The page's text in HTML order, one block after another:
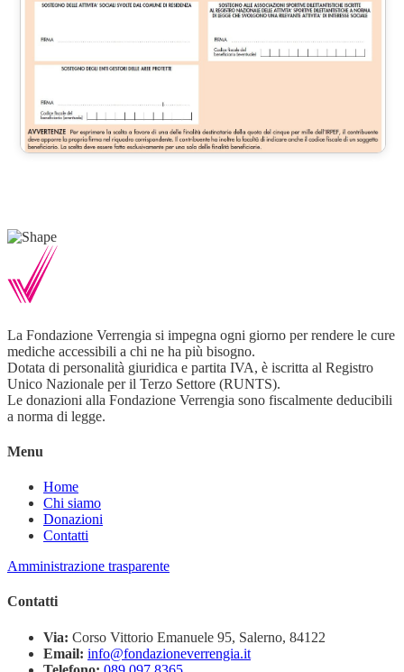
La Fondazione Verrengia si impegna ogni giorno per rendere le cure
mediche accessibili a chi ne ha più bisogno.
Dotata di personalità giuridica e partita IVA, è iscritta al Registro
Unico Nazionale per il Terzo Settore (RUNTS).
Le donazioni alla Fondazione Verrengia sono fiscalmente deducibili
a norma di legge.
Menu
Home
Chi siamo
Donazioni
Contatti
Amministrazione trasparente
Contatti
Via: Corso Vittorio Emanuele 95, Salerno, 84122
Email: info@fondazioneverrengia.it